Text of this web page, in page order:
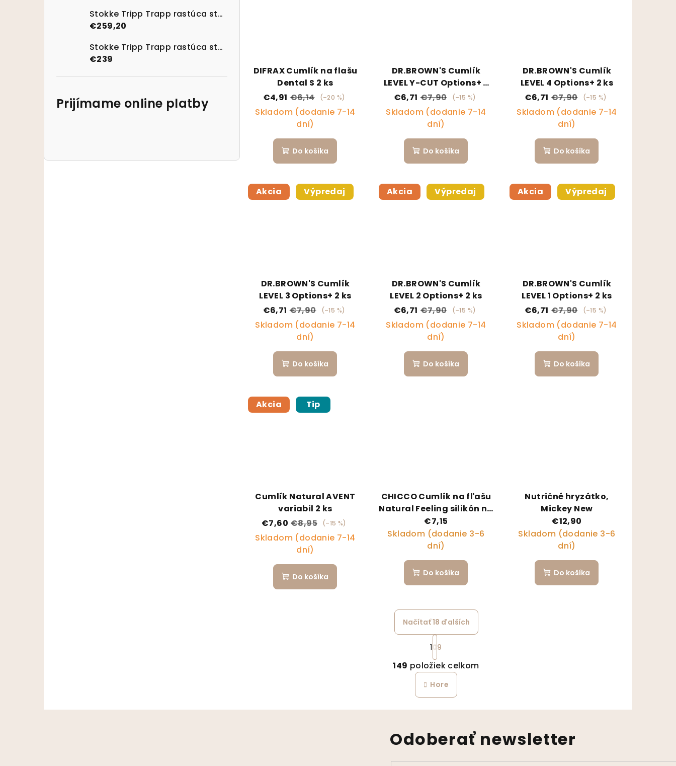
Stokke Tripp Trapp rastúca stolička Lemon Yellow + Baby set
€259,20
Stokke Tripp Trapp rastúca stolička Natural
€239
Prijímame online platby
DIFRAX Cumlík na flašu
Dental S 2 ks
€4,91 €6,14 (–20 %)
Skladom (dodanie 7-14
dní)
Do košíka
DR.BROWN'S Cumlík
LEVEL Y-CUT Options+ 2
ks
€6,71 €7,90 (–15 %)
Skladom (dodanie 7-14
dní)
Do košíka
DR.BROWN'S Cumlík
LEVEL 4 Options+ 2 ks
€6,71 €7,90 (–15 %)
Skladom (dodanie 7-14
dní)
Do košíka
Akcia Výpredaj
DR.BROWN'S Cumlík
LEVEL 3 Options+ 2 ks
€6,71 €7,90 (–15 %)
Skladom (dodanie 7-14
dní)
Do košíka
Akcia Výpredaj
DR.BROWN'S Cumlík
LEVEL 2 Options+ 2 ks
€6,71 €7,90 (–15 %)
Skladom (dodanie 7-14
dní)
Do košíka
Akcia Výpredaj
DR.BROWN'S Cumlík
LEVEL 1 Options+ 2 ks
€6,71 €7,90 (–15 %)
Skladom (dodanie 7-14
dní)
Do košíka
Akcia Tip
Cumlík Natural AVENT
variabil 2 ks
€7,60 €8,95 (–15 %)
Skladom (dodanie 7-14
dní)
Do košíka
CHICCO Cumlík na fľašu
Natural Feeling silikón na
kašu 6m+ 2 ks
€7,15
Skladom (dodanie 3-6
dní)
Do košíka
Nutričné hryzátko,
Mickey New
€12,90
Skladom (dodanie 3-6
dní)
Do košíka
Ovládacie prvky výpisu
Načítať 18 ďalších
Stránkovanie
1 9
149 položiek celkom
Hore
Odoberať newsletter